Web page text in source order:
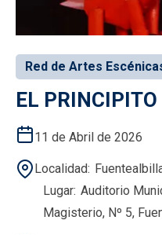
Red de Artes
EL PRINCIPITO
11 de Abril de 2026
Localidad
Lugar Auditorio
Magisterio, Nº 5,